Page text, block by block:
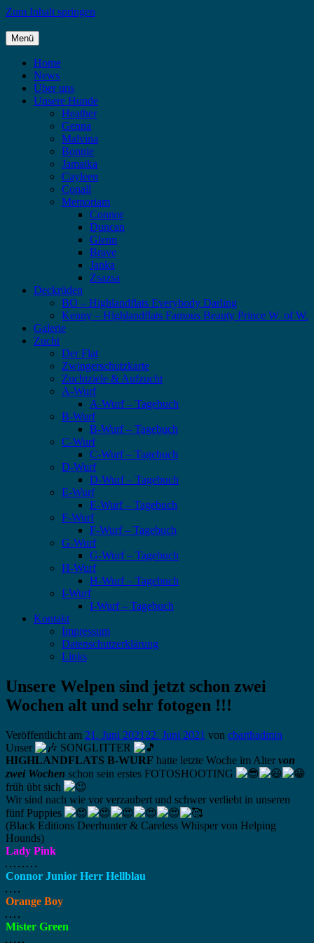
Zum Inhalt springen
Highlandflats – Flat Coated Retriever
Menü
Home
News
Über uns
Unsere Hunde
Heather
Genna
Malvina
Bonnie
Jamaika
Cayleen
Conall
Memoriam
Connor
Duncan
Glenn
Brave
Janka
Zsazsa
Deckrüden
BO – Highlandflats Everybody Darling
Kenny – Highlandflats Famous Beauty Prince W. of W.
Galerie
Zucht
Der Flat
Zwingerschutzkarte
Zuchtziele & Aufzucht
A-Wurf
A-Wurf – Tagebuch
B-Wurf
B-Wurf – Tagebuch
C-Wurf
C-Wurf – Tagebuch
D-Wurf
D-Wurf – Tagebuch
E-Wurf
E-Wurf – Tagebuch
F-Wurf
F-Wurf – Tagebuch
G-Wurf
G-Wurf – Tagebuch
H-Wurf
H-Wurf – Tagebuch
I-Wurf
I-Wurf – Tagebuch
Kontakt
Impressum
Datenschutzerklärung
Links
Unsere Welpen sind jetzt schon zwei
Wochen alt und sehr fotogen !!!
Veröffentlicht am 21. Juni 2021 22. Juni 2021 von cbarthadmin
Unser
SONGLITTER
HIGHLANDFLATS B-WURF hatte letzte Woche im Alter von
zwei Wochen schon sein erstes FOTOSHOOTING
früh übt sich
Wir sind nach wie vor verzaubert und schwer verliebt in unseren
fünf Puppies
(Black Editions Deerhunter & Careless Whisper von Helping
Hounds)
Lady Pink
Connor Junior Herr Hellblau
Orange Boy
Mister Green